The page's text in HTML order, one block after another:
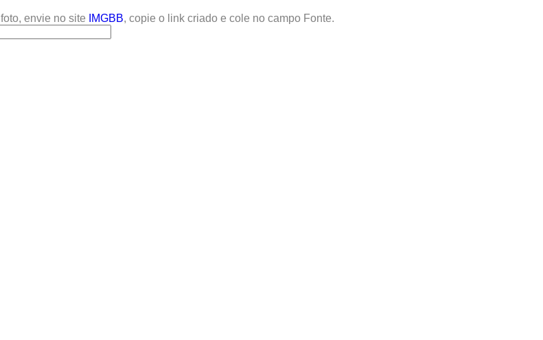
envie no site
IMGBB, copie o link criado e cole no campo Fonte.